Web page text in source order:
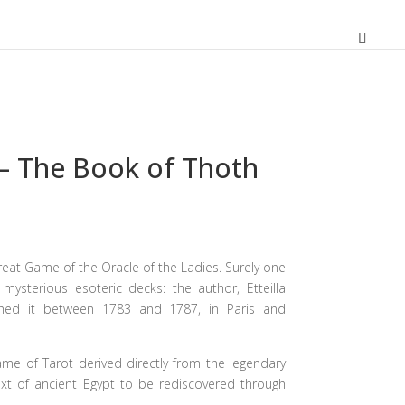
The Book of Thoth
€.
Game of the Oracle of the Ladies. Surely one
esoteric decks: the author, Etteilla
it between 1783 and 1787, in Paris and
of Tarot derived directly from the legendary
of ancient Egypt to be rediscovered through